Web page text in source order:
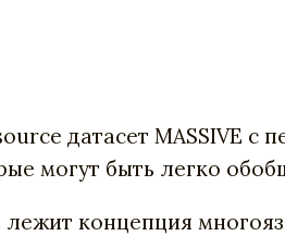
датасет MASSIVE с
могут быть легко
лежит концепция